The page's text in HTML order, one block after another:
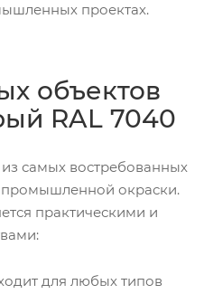
проектах.
объектов
RAL 7040
самых востребованных
промышленной окраски.
практическими и
для любых типов